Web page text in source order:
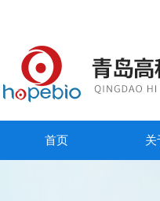
首页 关